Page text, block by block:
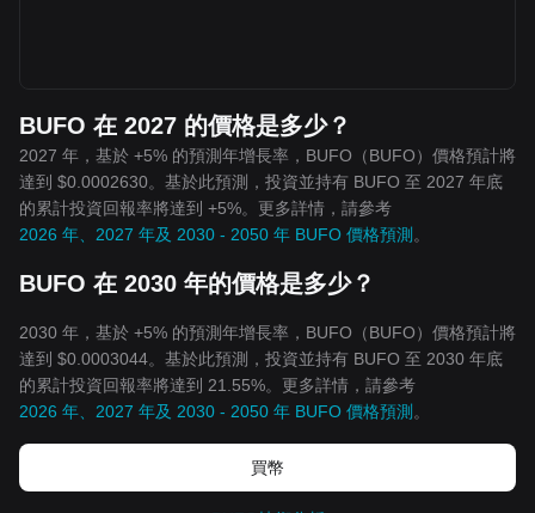
BUFO 在 2027 的價格是多少？
2027 年，基於 +5% 的預測年增長率，BUFO（BUFO）價格預計將
達到 $0.0002630。基於此預測，投資並持有 BUFO 至 2027 年底
的累計投資回報率將達到 +5%。更多詳情，請參考
2026 年、2027 年及 2030 - 2050 年 BUFO 價格預測 。
BUFO 在 2030 年的價格是多少？
2030 年，基於 +5% 的預測年增長率，BUFO（BUFO）價格預計將
達到 $0.0003044。基於此預測，投資並持有 BUFO 至 2030 年底
的累計投資回報率將達到 21.55%。更多詳情，請參考
2026 年、2027 年及 2030 - 2050 年 BUFO 價格預測 。
買幣